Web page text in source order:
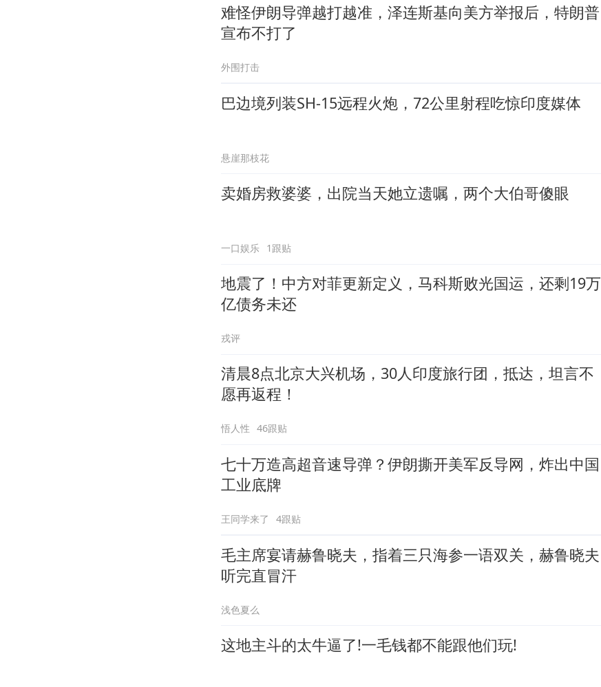
难怪伊朗导弹越打越准，泽连斯基向美方举报后，特朗普
宣布不打了
外围打击
巴边境列装SH-15远程火炮，72公里射程吃惊印度媒体
悬崖那枝花
卖婚房救婆婆，出院当天她立遗嘱，两个大伯哥傻眼
一口娱乐 1跟贴
地震了！中方对菲更新定义，马科斯败光国运，还剩19万
亿债务未还
戎评
清晨8点北京大兴机场，30人印度旅行团，抵达，坦言不
愿再返程！
悟人性 46跟贴
七十万造高超音速导弹？伊朗撕开美军反导网，炸出中国
工业底牌
王同学来了 4跟贴
毛主席宴请赫鲁晓夫，指着三只海参一语双关，赫鲁晓夫
听完直冒汗
浅色夏么
这地主斗的太牛逼了!一毛钱都不能跟他们玩!